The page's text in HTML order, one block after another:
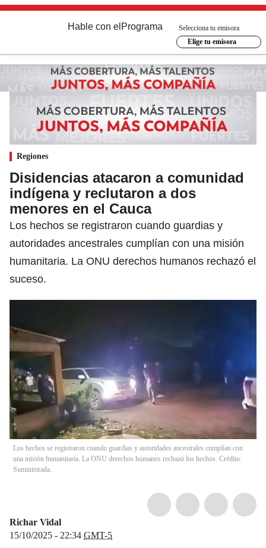
Hable con el Programa
Selecciona tu emisora
Elige tu emisora
Regiones
Disidencias atacaron a comunidad
indígena y reclutaron a dos
menores en el Cauca
Los hechos se registraron cuando guardias y
autoridades ancestrales cumplían con una misión
humanitaria. La ONU derechos humanos rechazó el
suceso.
Los hechos se registraron cuando guardias y autoridades ancestrales cumplían con
una misión humanitaria. La ONU derechos humanos rechazó los hechos. Crédito:
Suministrada.
Richar Vidal
15/10/2025 - 22:34 GMT-5